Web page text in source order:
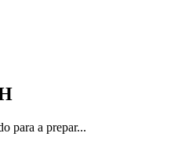
para a prepar...